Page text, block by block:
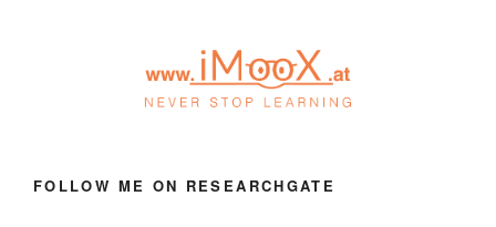
FOLLOW ME ON RESEARCHGATE